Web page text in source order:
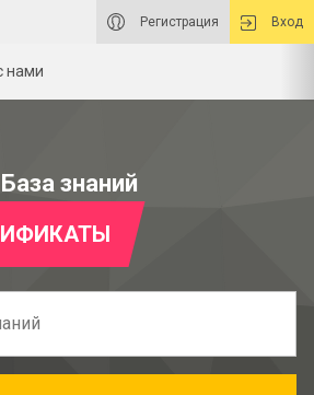
Регистрация Вход
нами
База знаний